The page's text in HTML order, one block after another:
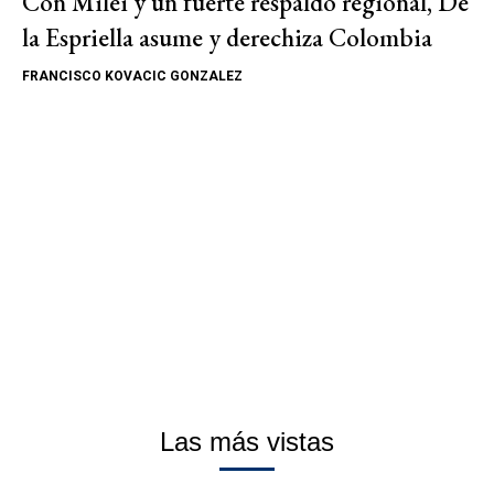
la Espriella asume y derechiza Colombia
FRANCISCO KOVACIC GONZALEZ
Las más vistas